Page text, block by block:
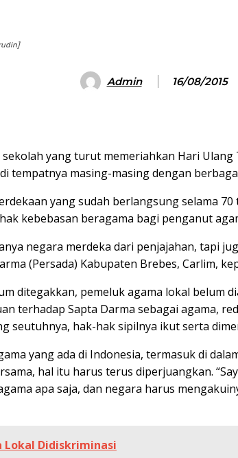
Admin 16/08/2015
yang turut memeriahkan Hari
tempatnya masing-masing dengan
yang sudah berlangsung selama
kebebasan beragama bagi penganut
negara merdeka dari penjajahan, tapi
(Persada) Kabupaten Brebes, Carlim,
ditegakkan, pemeluk agama lokal belum
terhadap Sapta Darma sebagai agama,
seutuhnya, hak-hak sipilnya ikut serta
yang ada di Indonesia, termasuk di
hal itu harus terus diperjuangkan.
apa saja, dan negara harus
Lokal Didiskriminasi